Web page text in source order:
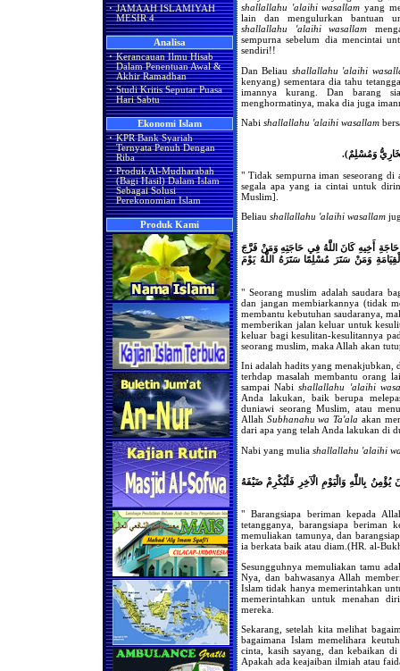
· JAMAAH ISLAMIYAH
MESIR 4
Analisa
· Kerancauan Ilmu Hisab
Dalam Penentuan Awal &
Akhir Ramadhan
· Studi Kritis Seputar Puasa
Hari Sabtu
Ekonomi Islam
· KPR Bank Syariah
Ternyata Penuh Dengan
Riba
· Produk Al-Mudharabah
(Bagi Hasil) Dalam Islam
Sebagai Solusi
Perekonomian Islam
Produk Kami
shallallahu 'alaihi wasallam yang
lain dan mengulurkan bantuan
shallallahu 'alaihi wasallam
sempurna sebelum dia mencintai
sendiri!!
Dan Beliau shallallahu 'alaihi
kenyang) sementara dia tahu
imannya kurang. Dan barang
menghormatinya, maka dia juga
Nabi shallallahu 'alaihi wasallam
وَمُسْلِمٌ).
" Tidak sempurna iman seseorang
segala apa yang ia cintai untuk
Muslim].
Beliau shallallahu 'alaihi wasallam
أَخِيهِ كَانَ اللَّهُ فِي حَاجَتِهِ وَمَنْ فَرَّجَ
وَمَنْ سَتَرَ مُسْلِمًا سَتَرَهُ اللَّهُ يَوْمَ
" Seorang muslim adalah saudara
dan jangan membiarkannya (tidak
membantu kebutuhan saudaranya,
memberikan jalan keluar untuk
keluar bagi kesulitan-kesulitannya
seorang muslim, maka Allah akan
Ini adalah hadits yang menakjubkan,
terhdap masalah membantu orang
sampai Nabishallallahu 'alaihi
Anda lakukan, baik berupa
duniawi seorang Muslim, atau
Allah Subhanahu wa Ta'ala akan
dari apa yang telah Anda lakukan di
Nabi yang mulia shallallahu 'alaihi
يُؤْمِنُ بِاللَّهِ وَالْيَوْمِ الْآخِرِ فَلْيُكْرِمْ ضَيْفَهُ
" Barangsiapa beriman kepada
tetangganya, barangsiapa
memuliakan tamunya, dan
ia berkata baik atau diam.(HR. al-
Sesungguhnya memuliakan tamu
Nya, dan bahwasanya Allah
Islam tidak hanya memerintahkan
memerintahkan untuk menahan
mereka.
Sekarang, setelah kita melihat
bagaimana Islam memelihara
cinta, kasih sayang, dan kebaikan
Apakah ada keajaiban ilmiah atau